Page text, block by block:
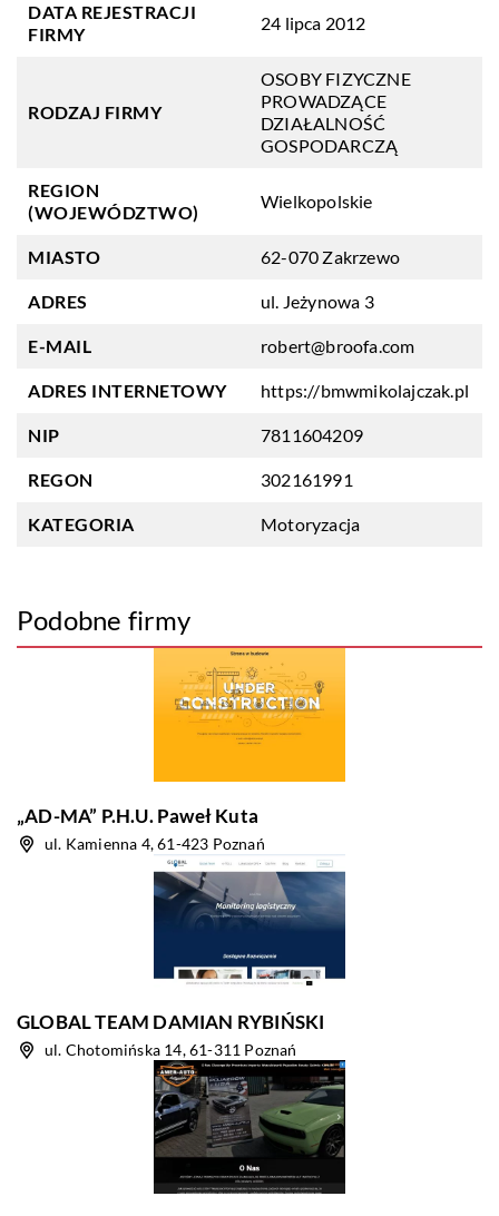
DATA REJESTRACJI
FIRMY
24 lipca 2012
RODZAJ FIRMY
OSOBY FIZYCZNE
PROWADZĄCE
DZIAŁALNOŚĆ
GOSPODARCZĄ
REGION
(WOJEWÓDZTWO)
Wielkopolskie
MIASTO 62-070 Zakrzewo
ADRES ul. Jeżynowa 3
E-MAIL robert@broofa.com
ADRES INTERNETOWY https://bmwmikolajczak.pl
NIP 7811604209
REGON 302161991
KATEGORIA Motoryzacja
Podobne firmy
„AD-MA” P.H.U. Paweł Kuta
ul. Kamienna 4, 61-423 Poznań
GLOBAL TEAM DAMIAN RYBIŃSKI
ul. Chotomińska 14, 61-311 Poznań